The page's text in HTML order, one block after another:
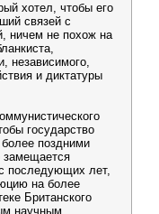
хотел, чтобы его
связей с
ничем не похож на
независимого,
и диктатуры
государство
поздними
замещается
последующих лет,
на более
Британского
научным